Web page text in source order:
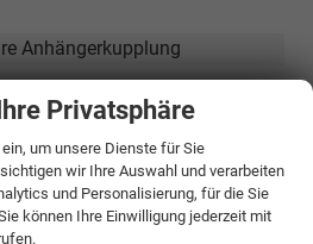
Anhängerkupplung
und den Kosten für Überführung und Kfz-Brief
Privatsphäre
um unsere Dienste für Sie
wir Ihre Auswahl und verarbeiten
und Personalisierung, für die Sie
können Ihre Einwilligung jederzeit mit